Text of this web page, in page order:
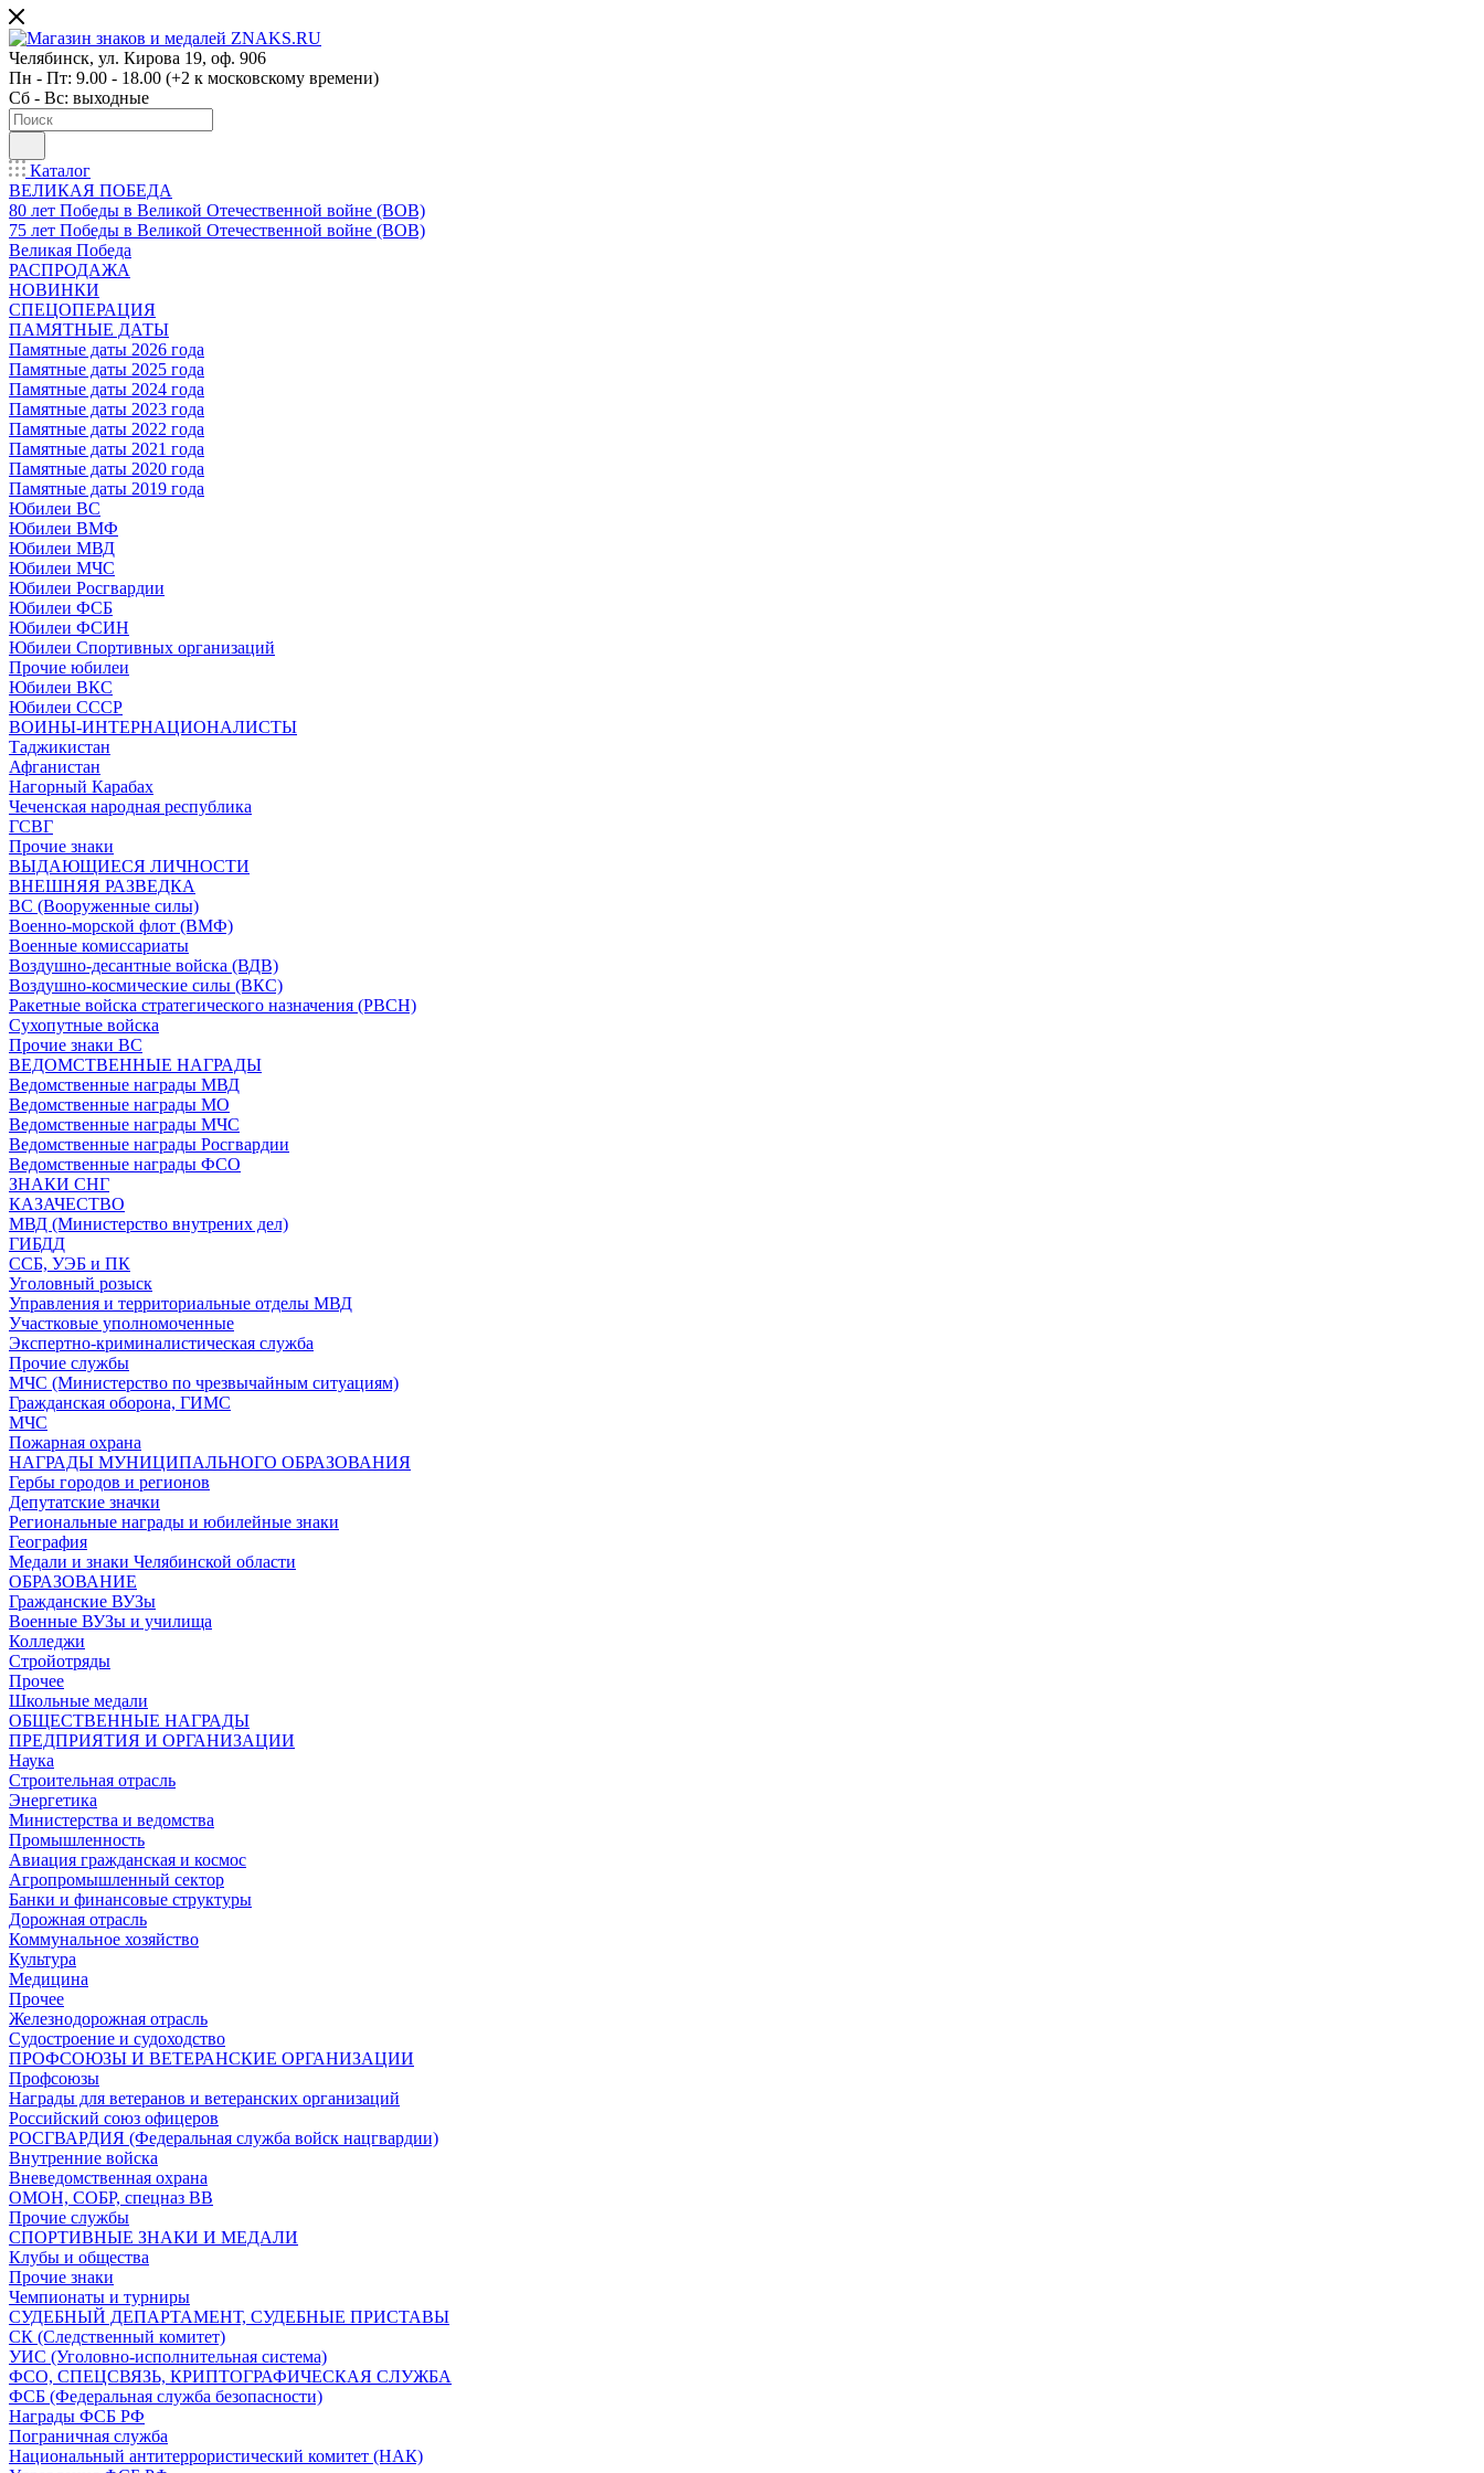
Челябинск, ул. Кирова 19, оф. 906
Пн - Пт: 9.00 - 18.00 (+2 к московскому времени)
Сб - Вс: выходные
Каталог
ВЕЛИКАЯ ПОБЕДА
80 лет Победы в Великой Отечественной войне (ВОВ)
75 лет Победы в Великой Отечественной войне (ВОВ)
Великая Победа
РАСПРОДАЖА
НОВИНКИ
СПЕЦОПЕРАЦИЯ
ПАМЯТНЫЕ ДАТЫ
Памятные даты 2026 года
Памятные даты 2025 года
Памятные даты 2024 года
Памятные даты 2023 года
Памятные даты 2022 года
Памятные даты 2021 года
Памятные даты 2020 года
Памятные даты 2019 года
Юбилеи ВС
Юбилеи ВМФ
Юбилеи МВД
Юбилеи МЧС
Юбилеи Росгвардии
Юбилеи ФСБ
Юбилеи ФСИН
Юбилеи Спортивных организаций
Прочие юбилеи
Юбилеи ВКС
Юбилеи СССР
ВОИНЫ-ИНТЕРНАЦИОНАЛИСТЫ
Таджикистан
Афганистан
Нагорный Карабах
Чеченская народная республика
ГСВГ
Прочие знаки
ВЫДАЮЩИЕСЯ ЛИЧНОСТИ
ВНЕШНЯЯ РАЗВЕДКА
ВС (Вооруженные силы)
Военно-морской флот (ВМФ)
Военные комиссариаты
Воздушно-десантные войска (ВДВ)
Воздушно-космические силы (ВКС)
Ракетные войска стратегического назначения (РВСН)
Сухопутные войска
Прочие знаки ВС
ВЕДОМСТВЕННЫЕ НАГРАДЫ
Ведомственные награды МВД
Ведомственные награды МО
Ведомственные награды МЧС
Ведомственные награды Росгвардии
Ведомственные награды ФСО
ЗНАКИ СНГ
КАЗАЧЕСТВО
МВД (Министерство внутрених дел)
ГИБДД
ССБ, УЭБ и ПК
Уголовный розыск
Управления и территориальные отделы МВД
Участковые уполномоченные
Экспертно-криминалистическая служба
Прочие службы
МЧС (Министерство по чрезвычайным ситуациям)
Гражданская оборона, ГИМС
МЧС
Пожарная охрана
НАГРАДЫ МУНИЦИПАЛЬНОГО ОБРАЗОВАНИЯ
Гербы городов и регионов
Депутатские значки
Региональные награды и юбилейные знаки
География
Медали и знаки Челябинской области
ОБРАЗОВАНИЕ
Гражданские ВУЗы
Военные ВУЗы и училища
Колледжи
Стройотряды
Прочее
Школьные медали
ОБЩЕСТВЕННЫЕ НАГРАДЫ
ПРЕДПРИЯТИЯ И ОРГАНИЗАЦИИ
Наука
Строительная отрасль
Энергетика
Министерства и ведомства
Промышленность
Авиация гражданская и космос
Агропромышленный сектор
Банки и финансовые структуры
Дорожная отрасль
Коммунальное хозяйство
Культура
Медицина
Прочее
Железнодорожная отрасль
Судостроение и судоходство
ПРОФСОЮЗЫ И ВЕТЕРАНСКИЕ ОРГАНИЗАЦИИ
Профсоюзы
Награды для ветеранов и ветеранских организаций
Российский союз офицеров
РОСГВАРДИЯ (Федеральная служба войск нацгвардии)
Внутренние войска
Вневедомственная охрана
ОМОН, СОБР, спецназ ВВ
Прочие службы
СПОРТИВНЫЕ ЗНАКИ И МЕДАЛИ
Клубы и общества
Прочие знаки
Чемпионаты и турниры
СУДЕБНЫЙ ДЕПАРТАМЕНТ, СУДЕБНЫЕ ПРИСТАВЫ
СК (Следственный комитет)
УИС (Уголовно-исполнительная система)
ФСО, СПЕЦСВЯЗЬ, КРИПТОГРАФИЧЕСКАЯ СЛУЖБА
ФСБ (Федеральная служба безопасности)
Награды ФСБ РФ
Пограничная служба
Национальный антитеррористический комитет (НАК)